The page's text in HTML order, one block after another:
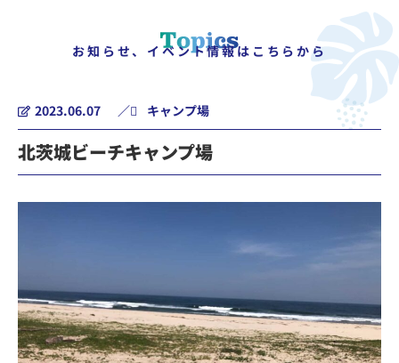
お知らせ、イベント情報はこちらから
2023.06.07 ／ キャンプ場
北茨城ビーチキャンプ場